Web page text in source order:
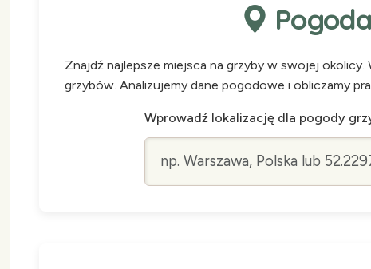
Znajdź najlepsze miejsca na grzyby w swojej
grzybów. Analizujemy dane pogodowe i obliczamy
Wprowadź lokalizację dla pogody